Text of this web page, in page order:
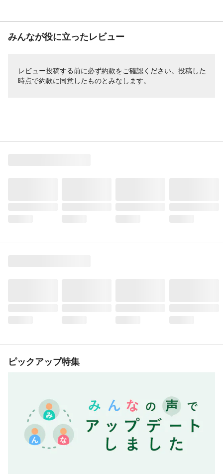
みんなが役に立ったレビュー
レビュー投稿する前に必ず約款をご確認ください。投稿した
時点で約款に同意したものとみなします。
ピックアップ特集